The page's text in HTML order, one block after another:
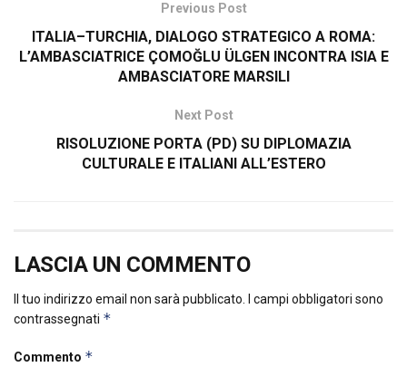
Previous Post
ITALIA–TURCHIA, DIALOGO STRATEGICO A ROMA:
L’AMBASCIATRICE ÇOMOĞLU ÜLGEN INCONTRA ISIA E
AMBASCIATORE MARSILI
Next Post
RISOLUZIONE PORTA (PD) SU DIPLOMAZIA
CULTURALE E ITALIANI ALL’ESTERO
LASCIA UN COMMENTO
Il tuo indirizzo email non sarà pubblicato.
I campi obbligatori sono
contrassegnati *
Commento *